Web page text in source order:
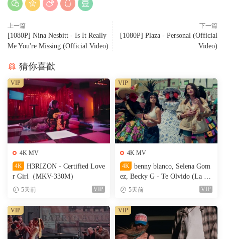
上一篇
[1080P] Nina Nesbitt - Is It Really
Me You're Missing (Official Video)
下一篇
[1080P] Plaza - Personal (Official
Video)
猜你喜歡
4K MV
4K
H3RIZON - Certified Love
r Girl（MKV-330M）
5天前 VIP
VIP
4K MV
4K
benny blanco, Selena Gom
ez, Becky G - Te Olvido (La L
a)（MKV-327M）
5天前 VIP
VIP
VIP VIP